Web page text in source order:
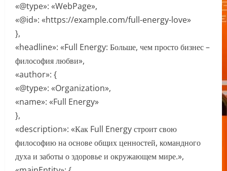
«@type»: «WebPage»,
«@id»: «https://example.com/full-energy-love»
},
«headline»: «Full Energy: Больше, чем просто бизнес –
философия любви»,
«author»: {
«@type»: «Organization»,
«name»: «Full Energy»
},
«description»: «Как Full Energy строит свою
философию на основе общих ценностей, командного
духа и заботы о здоровье и окружающем мире.»,